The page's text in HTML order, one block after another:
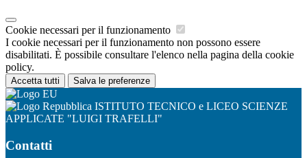
Cookie necessari per il funzionamento
I cookie necessari per il funzionamento non possono essere
disabilitati. È possibile consultare l'elenco nella pagina della cookie
policy.
Accetta tutti Salva le preferenze
ISTITUTO TECNICO e LICEO SCIENZE
APPLICATE "LUIGI TRAFELLI"
Contatti